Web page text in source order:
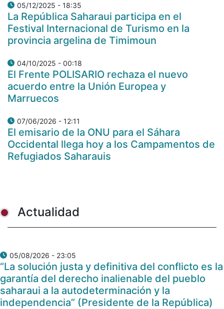
05/12/2025 - 18:35
La República Saharaui participa en el
Festival Internacional de Turismo en la
provincia argelina de Timimoun
04/10/2025 - 00:18
El Frente POLISARIO rechaza el nuevo
acuerdo entre la Unión Europea y
Marruecos
07/06/2026 - 12:11
El emisario de la ONU para el Sáhara
Occidental llega hoy a los Campamentos de
Refugiados Saharauis
Actualidad
05/08/2026 - 23:05
“La solución justa y definitiva del conflicto es la
garantía del derecho inalienable del pueblo
saharaui a la autodeterminación y la
independencia” (Presidente de la República)